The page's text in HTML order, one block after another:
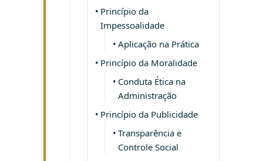
Princípio da
Impessoalidade
Aplicação na Prática
Princípio da Moralidade
Conduta Ética na
Administração
Princípio da Publicidade
Transparência e
Controle Social